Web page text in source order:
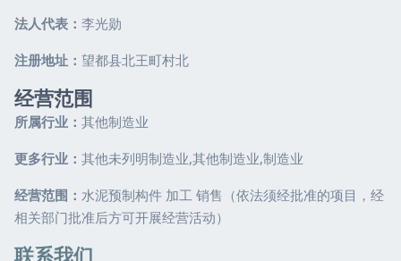
法人代表： 李光勋
注册地址： 望都县北王町村北
经营范围
所属行业： 其他制造业
更多行业： 其他未列明制造业,其他制造业,制造业
经营范围： 水泥预制构件 加工 销售（依法须经批准的项目，经
相关部门批准后方可开展经营活动）
联系我们